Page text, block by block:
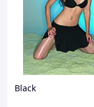
Black